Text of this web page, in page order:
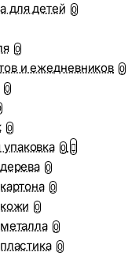
для детей 0
0
и ежедневников 0
0
0
0
0
0
0
0
0